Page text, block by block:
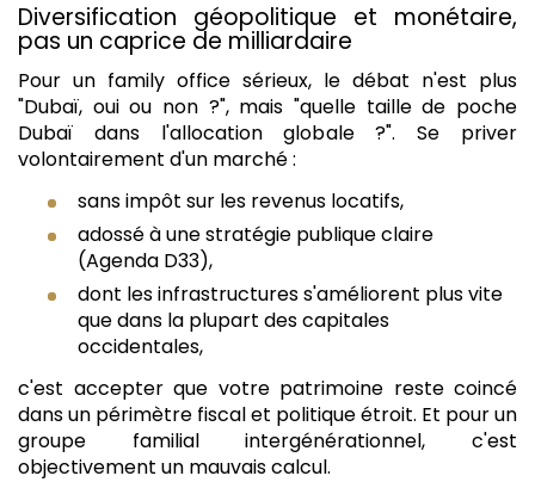
Diversification géopolitique et monétaire,
pas un caprice de milliardaire
Pour un family office sérieux, le débat n'est plus
"Dubaï, oui ou non ?", mais "quelle taille de poche
Dubaï dans l'allocation globale ?". Se priver
volontairement d'un marché :
sans impôt sur les revenus locatifs,
adossé à une stratégie publique claire
(Agenda D33),
dont les infrastructures s'améliorent plus vite
que dans la plupart des capitales
occidentales,
c'est accepter que votre patrimoine reste coincé
dans un périmètre fiscal et politique étroit. Et pour un
groupe familial intergénérationnel, c'est
objectivement un mauvais calcul.